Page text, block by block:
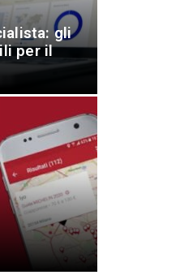
gli
per il